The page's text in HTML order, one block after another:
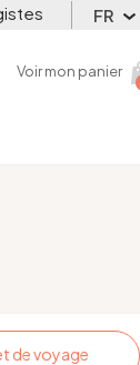
FR
Voir mon panier
de voyage